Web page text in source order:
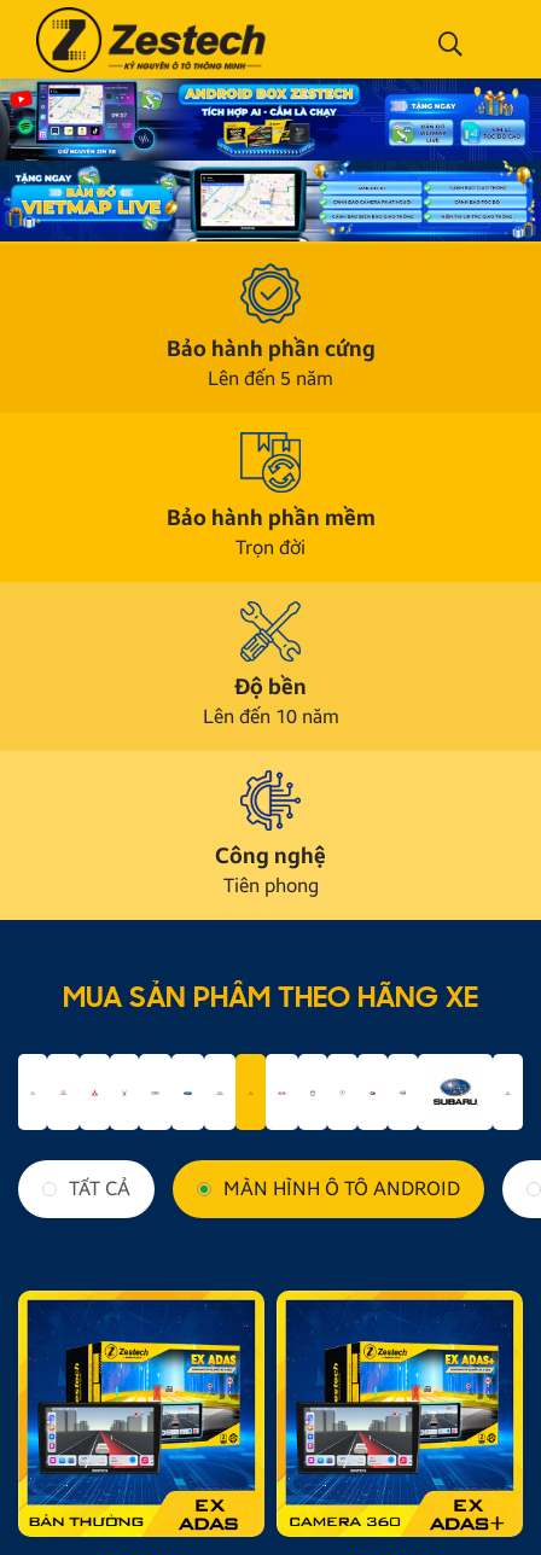
Bảo hành phần cứng
Lên đến 5 năm
Bảo hành phần mềm
Trọn đời
Độ bền
Lên đến 10 năm
Công nghệ
Tiên phong
MUA SẢN PHẨM THEO HÃNG XE
TẤT CẢ MÀN HÌNH Ô TÔ ANDROID